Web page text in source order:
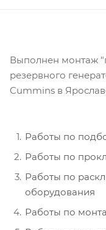
Выполнен монтаж
резервного
Cummins в
Работы по
Работы по
Работы по
оборудования
Работы по